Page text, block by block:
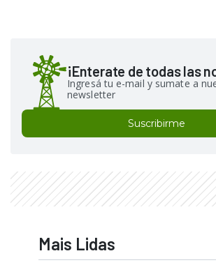
¡Enterate de todas las
Ingresá tu e-mail y sumate a
newsletter
Suscribirme
Mais Lidas